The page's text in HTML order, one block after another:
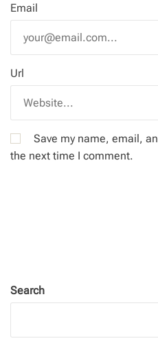
Email
Url
Save my name, email,
the next time I comment.
Search